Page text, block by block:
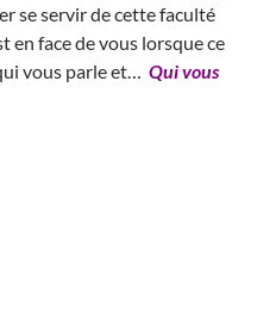
se servir de cette faculté
en face de vous lorsque ce
vous parle et… Qui vous